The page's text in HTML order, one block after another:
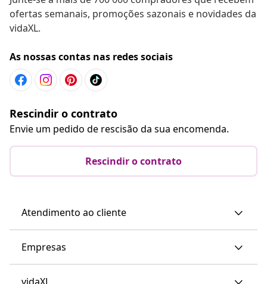
ofertas semanais, promoções sazonais e novidades da
vidaXL.
As nossas contas nas redes sociais
Rescindir o contrato
Envie um pedido de rescisão da sua encomenda.
Rescindir o contrato
Atendimento ao cliente
Empresas